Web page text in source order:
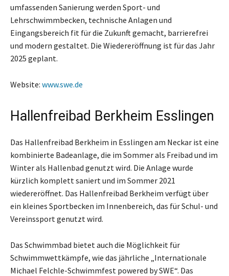
umfassenden Sanierung werden Sport- und
Lehrschwimmbecken, technische Anlagen und
Eingangsbereich fit für die Zukunft gemacht, barrierefrei
und modern gestaltet. Die Wiedereröffnung ist für das Jahr
2025 geplant.
Website: www.swe.de
Hallenfreibad Berkheim Esslingen
Das Hallenfreibad Berkheim in Esslingen am Neckar ist eine
kombinierte Badeanlage, die im Sommer als Freibad und im
Winter als Hallenbad genutzt wird. Die Anlage wurde
kürzlich komplett saniert und im Sommer 2021
wiedereröffnet. Das Hallenfreibad Berkheim verfügt über
ein kleines Sportbecken im Innenbereich, das für Schul- und
Vereinssport genutzt wird.
Das Schwimmbad bietet auch die Möglichkeit für
Schwimmwettkämpfe, wie das jährliche „Internationale
Michael Felchle-Schwimmfest powered by SWE“. Das